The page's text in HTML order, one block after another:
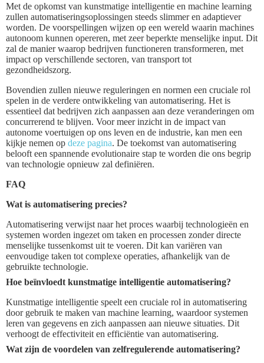
Met de opkomst van kunstmatige intelligentie en machine learning
zullen automatiseringsoplossingen steeds slimmer en adaptiever
worden. De voorspellingen wijzen op een wereld waarin machines
autonoom kunnen opereren, met zeer beperkte menselijke input. Dit
zal de manier waarop bedrijven functioneren transformeren, met
impact op verschillende sectoren, van transport tot
gezondheidszorg.
Bovendien zullen nieuwe reguleringen en normen een cruciale rol
spelen in de verdere ontwikkeling van automatisering. Het is
essentieel dat bedrijven zich aanpassen aan deze veranderingen om
concurrerend te blijven. Voor meer inzicht in de impact van
autonome voertuigen op ons leven en de industrie, kan men een
kijkje nemen op deze pagina. De toekomst van automatisering
belooft een spannende evolutionaire stap te worden die ons begrip
van technologie opnieuw zal definiëren.
FAQ
Wat is automatisering precies?
Automatisering verwijst naar het proces waarbij technologieën en
systemen worden ingezet om taken en processen zonder directe
menselijke tussenkomst uit te voeren. Dit kan variëren van
eenvoudige taken tot complexe operaties, afhankelijk van de
gebruikte technologie.
Hoe beïnvloedt kunstmatige intelligentie automatisering?
Kunstmatige intelligentie speelt een cruciale rol in automatisering
door gebruik te maken van machine learning, waardoor systemen
leren van gegevens en zich aanpassen aan nieuwe situaties. Dit
verhoogt de effectiviteit en efficiëntie van automatisering.
Wat zijn de voordelen van zelfregulerende automatisering?